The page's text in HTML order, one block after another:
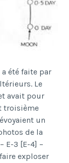
été faite par
Le
avait pour
troisième
un
de la
E-3 [E-4] –
exploser